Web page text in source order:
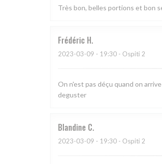
Très bon, belles portions et bon
Frédéric H
2023-03-09 - 19:30 - Ospiti 2
On n'est pas déçu quand on
deguster
Blandine C
2023-03-09 - 19:30 - Ospiti 2